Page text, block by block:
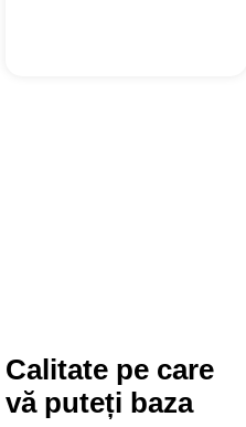
Calitate pe care
vă puteți baza